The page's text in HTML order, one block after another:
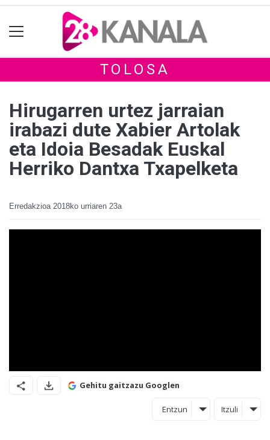
TOLOSA
Hirugarren urtez jarraian
irabazi dute Xabier Artolak
eta Idoia Besadak Euskal
Herriko Dantxa Txapelketa
Erredakzioa 2018ko urriaren 23a
Gehitu gaitzazu Googlen
Entzun Itzuli